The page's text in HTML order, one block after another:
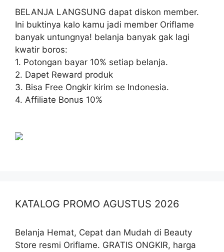
BELANJA LANGSUNG dapat diskon member.
Ini buktinya kalo kamu jadi member Oriflame
banyak untungnya! belanja banyak gak lagi
kwatir boros:
1. Potongan bayar 10% setiap belanja.
2. Dapet Reward produk
3. Bisa Free Ongkir kirim se Indonesia.
4. Affiliate Bonus 10%
KATALOG PROMO AGUSTUS 2026
Belanja Hemat, Cepat dan Mudah di Beauty
Store resmi Oriflame. GRATIS ONGKIR, harga